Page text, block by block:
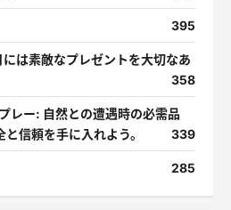
395
は素敵なプレゼントを大切なあ
358
レー: 自然との遭遇時の必需品
信頼を手に入れよう。
339
285